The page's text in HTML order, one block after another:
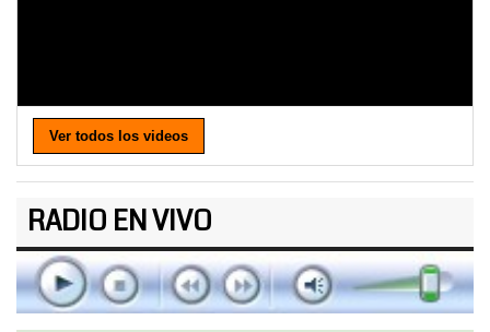
Ver todos los videos
RADIO EN VIVO